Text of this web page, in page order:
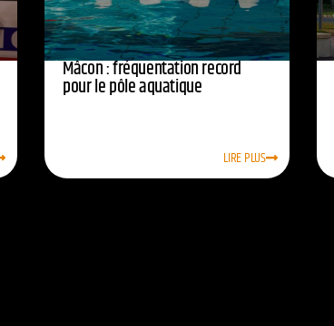
Mâcon : fréquentation record
pour le pôle aquatique
LIRE PLUS